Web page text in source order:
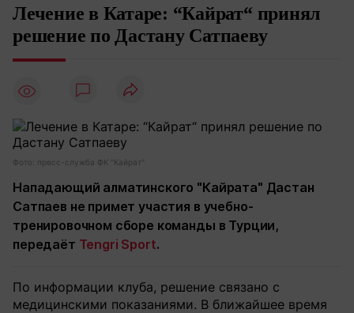
Лечение в Катаре: “Кайрат“ принял
решение по Дастану Сатпаеву
Фото: пресс-служба ФК "Кайрат"
Нападающий алматинского "Кайрата" Дастан
Сатпаев не примет участия в учебно-
тренировочном сборе команды в Турции,
передаёт Tengri Sport.
По информации клуба, решение связано с
медицинскими показаниями. В ближайшее время